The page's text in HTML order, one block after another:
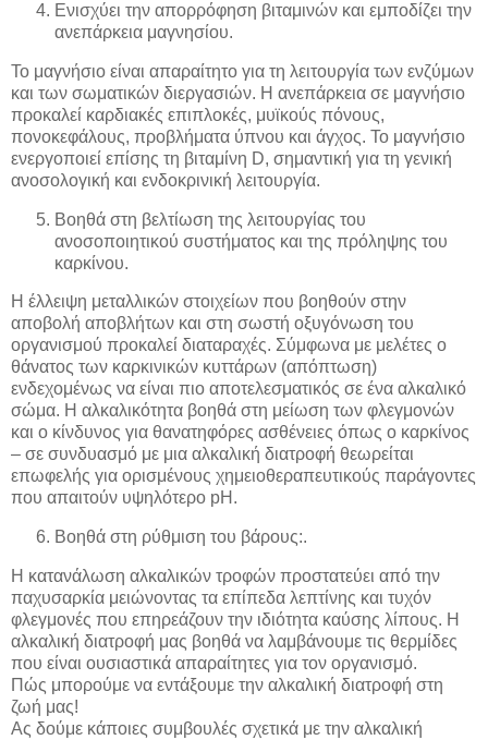
Ενισχύει την απορρόφηση βιταμινών και εμποδίζει την
ανεπάρκεια μαγνησίου.
Το μαγνήσιο είναι απαραίτητο για τη λειτουργία των ενζύμων
και των σωματικών διεργασιών. Η ανεπάρκεια σε μαγνήσιο
προκαλεί καρδιακές επιπλοκές, μυϊκούς πόνους,
πονοκεφάλους, προβλήματα ύπνου και άγχος. Το μαγνήσιο
ενεργοποιεί επίσης τη βιταμίνη D, σημαντική για τη γενική
ανοσολογική και ενδοκρινική λειτουργία.
Βοηθά στη βελτίωση της λειτουργίας του
ανοσοποιητικού συστήματος και της πρόληψης του
καρκίνου.
Η έλλειψη μεταλλικών στοιχείων που βοηθούν στην
αποβολή αποβλήτων και στη σωστή οξυγόνωση του
οργανισμού προκαλεί διαταραχές. Σύμφωνα με μελέτες ο
θάνατος των καρκινικών κυττάρων (απόπτωση)
ενδεχομένως να είναι πιο αποτελεσματικός σε ένα αλκαλικό
σώμα. Η αλκαλικότητα βοηθά στη μείωση των φλεγμονών
και ο κίνδυνος για θανατηφόρες ασθένειες όπως ο καρκίνος
– σε συνδυασμό με μια αλκαλική διατροφή θεωρείται
επωφελής για ορισμένους χημειοθεραπευτικούς παράγοντες
που απαιτούν υψηλότερο pΗ.
Βοηθά στη ρύθμιση του βάρους:.
Η κατανάλωση αλκαλικών τροφών προστατεύει από την
παχυσαρκία μειώνοντας τα επίπεδα λεπτίνης και τυχόν
φλεγμονές που επηρεάζουν την ιδιότητα καύσης λίπους. Η
αλκαλική διατροφή μας βοηθά να λαμβάνουμε τις θερμίδες
που είναι ουσιαστικά απαραίτητες για τον οργανισμό.
Πώς μπορούμε να εντάξουμε την αλκαλική διατροφή στη
ζωή μας!
Ας δούμε κάποιες συμβουλές σχετικά με την αλκαλική